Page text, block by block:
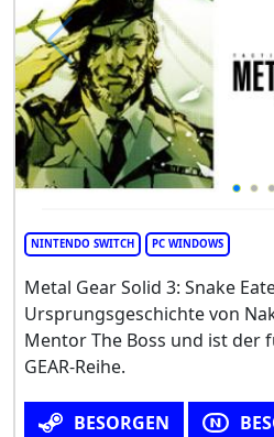
NINTENDO SWITCH PC WINDOWS
Metal Gear Solid 3: Snake
Ursprungsgeschichte von
Mentor The Boss und ist der
GEAR-Reihe.
BESORGEN